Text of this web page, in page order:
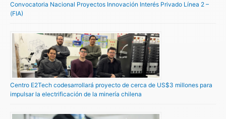
Convocatoria Nacional Proyectos Innovación Interés Privado Línea 2 –
(FIA)
Centro E2Tech codesarrollará proyecto de cerca de US$3 millones para
impulsar la electrificación de la minería chilena